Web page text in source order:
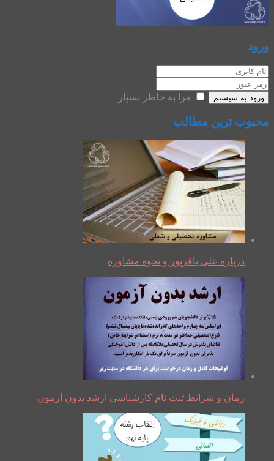
ورود
ورود به سیستم مرا به خاطر بسپار
محبوب ترین مطالب
درباره علی باقرپور و نحوه مشاوره
زمان و شرایط ثبت نام کارشناسی ارشد بدون آزمون